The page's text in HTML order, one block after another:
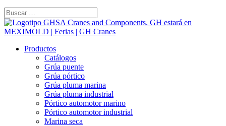
Productos
Catálogos
Grúa puente
Grúa pórtico
Grúa pluma marina
Grúa pluma industrial
Pórtico automotor marino
Pórtico automotor industrial
Marina seca